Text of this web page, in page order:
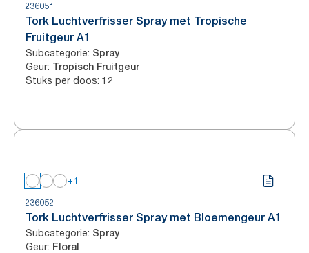
236051
Tork Luchtverfrisser Spray met Tropische
Fruitgeur A1
Subcategorie: Spray
Geur: Tropisch Fruitgeur
Stuks per doos: 12
+1
236052
Tork Luchtverfrisser Spray met Bloemengeur A1
Subcategorie: Spray
Geur: Floral